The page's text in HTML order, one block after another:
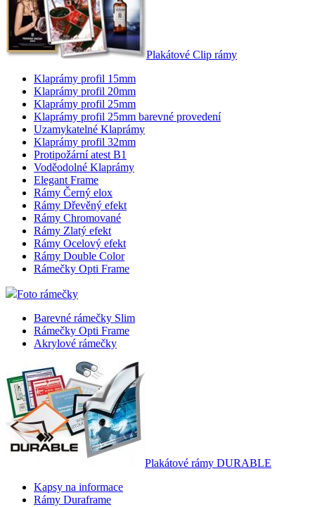
Plakátové Clip rámy
Klaprámy profil 15mm
Klaprámy profil 20mm
Klaprámy profil 25mm
Klaprámy profil 25mm barevné provedení
Uzamykatelné Klaprámy
Klaprámy profil 32mm
Protipožární atest B1
Voděodolné Klaprámy
Elegant Frame
Rámy Černý elox
Rámy Dřevěný efekt
Rámy Chromované
Rámy Zlatý efekt
Rámy Ocelový efekt
Rámy Double Color
Rámečky Opti Frame
Foto rámečky
Barevné rámečky Slim
Rámečky Opti Frame
Akrylové rámečky
Plakátové rámy DURABLE
Kapsy na informace
Rámy Duraframe